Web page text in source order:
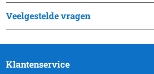
Veelgestelde vragen
Klantenservice